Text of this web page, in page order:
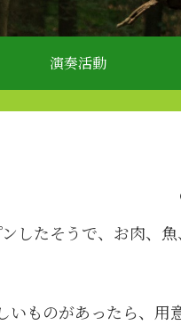
演奏活動
したそうで、お肉、
いものがあったら、用